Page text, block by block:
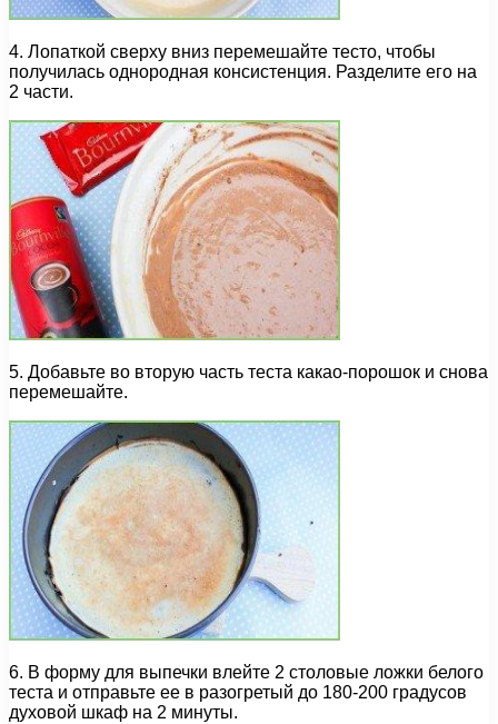
4. Лопаткой сверху вниз перемешайте тесто, чтобы
получилась однородная консистенция. Разделите его на
2 части.
5. Добавьте во вторую часть теста какао-порошок и снова
перемешайте.
6. В форму для выпечки влейте 2 столовые ложки белого
теста и отправьте ее в разогретый до 180-200 градусов
духовой шкаф на 2 минуты.